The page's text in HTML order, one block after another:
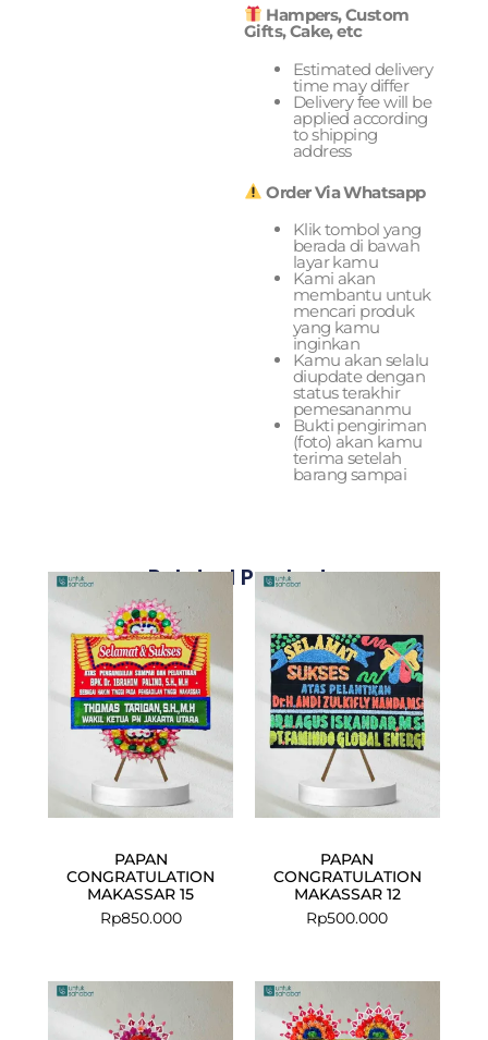
Hampers, Custom
Gifts, Cake, etc
Estimated delivery
time may differ
Delivery fee will be
applied according
to shipping
address
Order Via Whatsapp
Klik tombol yang
berada di bawah
layar kamu
Kami akan
membantu untuk
mencari produk
yang kamu
inginkan
Kamu akan selalu
diupdate dengan
status terakhir
pemesananmu
Bukti pengiriman
(foto) akan kamu
terima setelah
barang sampai
Related Products
PAPAN
CONGRATULATION
MAKASSAR 15
Rp850.000
PAPAN
CONGRATULATION
MAKASSAR 12
Rp500.000